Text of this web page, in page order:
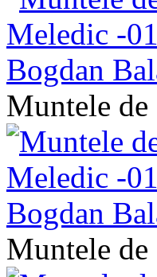
Muntele
Muntele